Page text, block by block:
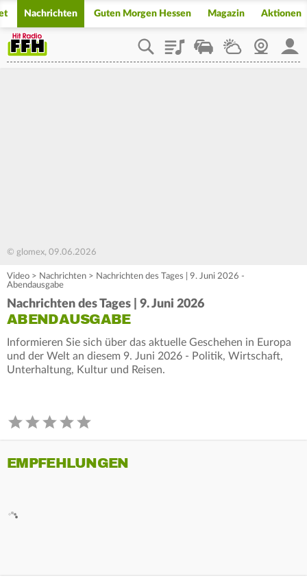
Nachrichten Guten Morgen Hessen Magazin Aktionen
PlaylistStaupilotWetterWebcam
© glomex, 09.06.2026
Video > Nachrichten > Nachrichten des Tages | 9. Juni 2026 -
Abendausgabe
Nachrichten des Tages | 9. Juni 2026
ABENDAUSGABE
Informieren Sie sich über das aktuelle Geschehen in Europa
und der Welt an diesem 9. Juni 2026 - Politik, Wirtschaft,
Unterhaltung, Kultur und Reisen.
EMPFEHLUNGEN